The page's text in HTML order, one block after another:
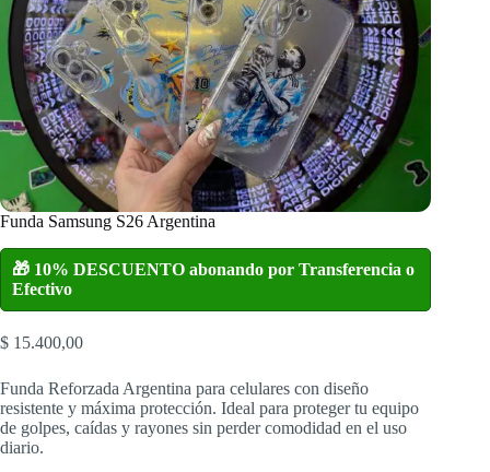
Funda Samsung S26 Argentina
🎁 10% DESCUENTO abonando por Transferencia o
Efectivo
$ 15.400,00
Funda Reforzada Argentina para celulares con diseño
resistente y máxima protección. Ideal para proteger tu equipo
de golpes, caídas y rayones sin perder comodidad en el uso
diario.